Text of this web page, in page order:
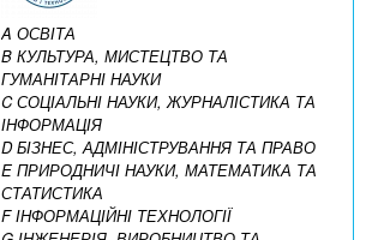
A ОСВІТА
B КУЛЬТУРА, МИСТЕЦТВО ТА
ГУМАНІТАРНІ НАУКИ
C СОЦІАЛЬНІ НАУКИ, ЖУРНАЛІСТИКА ТА
ІНФОРМАЦІЯ
D БІЗНЕС, АДМІНІСТРУВАННЯ ТА ПРАВО
E ПРИРОДНИЧІ НАУКИ, МАТЕМАТИКА ТА
СТАТИСТИКА
F ІНФОРМАЦІЙНІ ТЕХНОЛОГІЇ